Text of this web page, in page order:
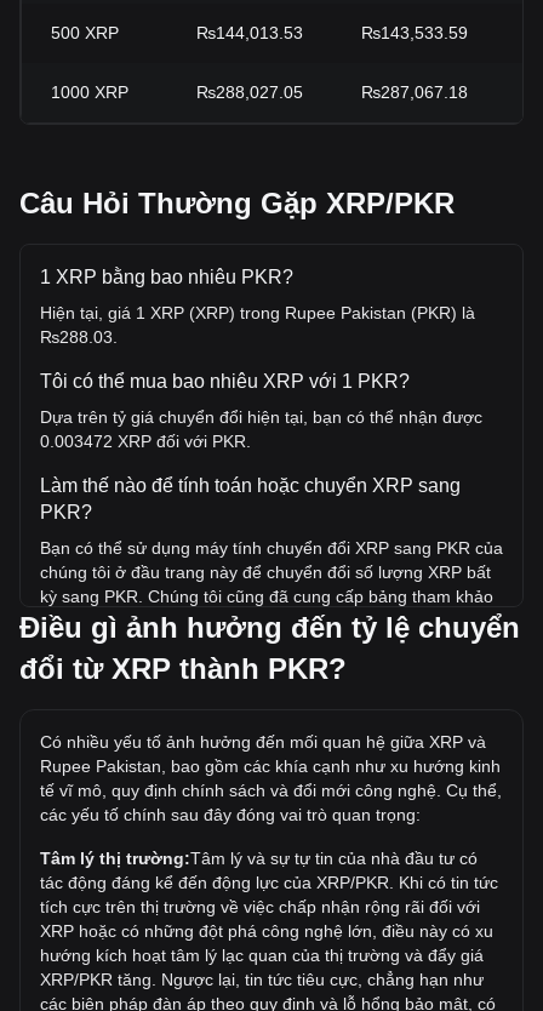
500 XRP ₨144,013.53 ₨143,533.59
1000 XRP ₨288,027.05 ₨287,067.18
Câu Hỏi Thường Gặp XRP/PKR
1 XRP bằng bao nhiêu PKR?
Hiện tại, giá 1 XRP (XRP) trong Rupee Pakistan (PKR) là
₨288.03.
Tôi có thể mua bao nhiêu XRP với 1 PKR?
Dựa trên tỷ giá chuyển đổi hiện tại, bạn có thể nhận được
0.003472 XRP đối với PKR.
Làm thế nào để tính toán hoặc chuyển XRP sang
PKR?
Bạn có thể sử dụng máy tính chuyển đổi XRP sang PKR của
chúng tôi ở đầu trang này để chuyển đổi số lượng XRP bất
kỳ sang PKR. Chúng tôi cũng đã cung cấp bảng tham khảo
nhanh cho các giao dịch chuyển đổi phổ biến. Ví dụ: 5 PKR
tương đương 0.01736 XRP, trong khi 5 XRP sẽ có giá
khoảng 1,440.14PKR.
nhiêu?
Giá ATH của 1 XRP tính theo PKR là ₨1,063.44. Vẫn còn
phải xem liệu giá của 1 XRP/PKR có vượt mức cao nhất mọi
thời đại hiện tại hay không.
Xu hướng giá của tính theo PKR như thế nào?
Trong 7 ngày qua, tỷ giá chuyển đổi XRP (XRP) đã giảm
2.09%. Trong tháng trước, tỷ giá chuyển đổi XRP (XRP) đã
giảm 5.03% so với Rupee Pakistan (PKR).
XRP sang PKR có nghĩa là gì?
Điều gì ảnh hưởng đến tỷ lệ chuyển
đổi từ XRP thành PKR?
Có nhiều yếu tố ảnh hưởng đến mối quan hệ giữa XRP và
Rupee Pakistan, bao gồm các khía cạnh như xu hướng kinh
tế vĩ mô, quy định chính sách và đổi mới công nghệ. Cụ thể,
các yếu tố chính sau đây đóng vai trò quan trọng:
Tâm lý thị trường:Tâm lý và sự tự tin của nhà đầu tư có
tác động đáng kể đến động lực của XRP/PKR. Khi có tin tức
tích cực trên thị trường về việc chấp nhận rộng rãi đối với
XRP hoặc có những đột phá công nghệ lớn, điều này có xu
hướng kích hoạt tâm lý lạc quan của thị trường và đẩy giá
XRP/PKR tăng. Ngược lại, tin tức tiêu cực, chẳng hạn như
các biện pháp đàn áp theo quy định và lỗ hổng bảo mật, có